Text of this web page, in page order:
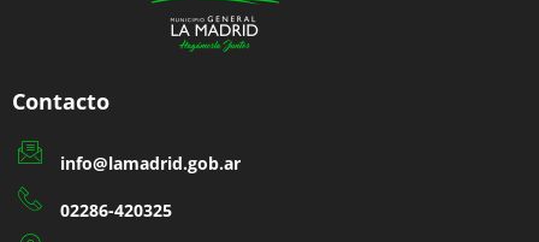
Contacto
info@lamadrid.gob.ar
02286-420325